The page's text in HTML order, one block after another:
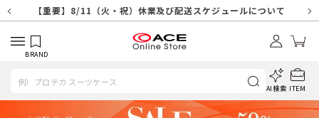
【重要】8/11（火・祝）休業及び配送スケジュールについて
【重要】令和８年熊本地震に伴う配送への影響について
【重要】納品書・領収書ペーパーレス化（電子化）のお知らせ
【重要】天候不良や交通状況・物量増等に伴う配送への影響について
【重要】悪質な詐欺サイトにご注意ください
【重要】各種メールが届かない場合に関しまして
【重要】お問い合わせのご対応に関しまして
【重要】SNSのなりすまし詐欺にご注意ください
BRAND
AI検索 ITEM